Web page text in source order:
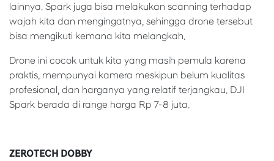
lainnya. Spark juga bisa melakukan scanning terhadap
wajah kita dan mengingatnya, sehingga drone tersebut
bisa mengikuti kemana kita melangkah.
Drone ini cocok untuk kita yang masih pemula karena
praktis, mempunyai kamera meskipun belum kualitas
profesional, dan harganya yang relatif terjangkau. DJI
Spark berada di range harga Rp 7-8 juta.
ZEROTECH DOBBY